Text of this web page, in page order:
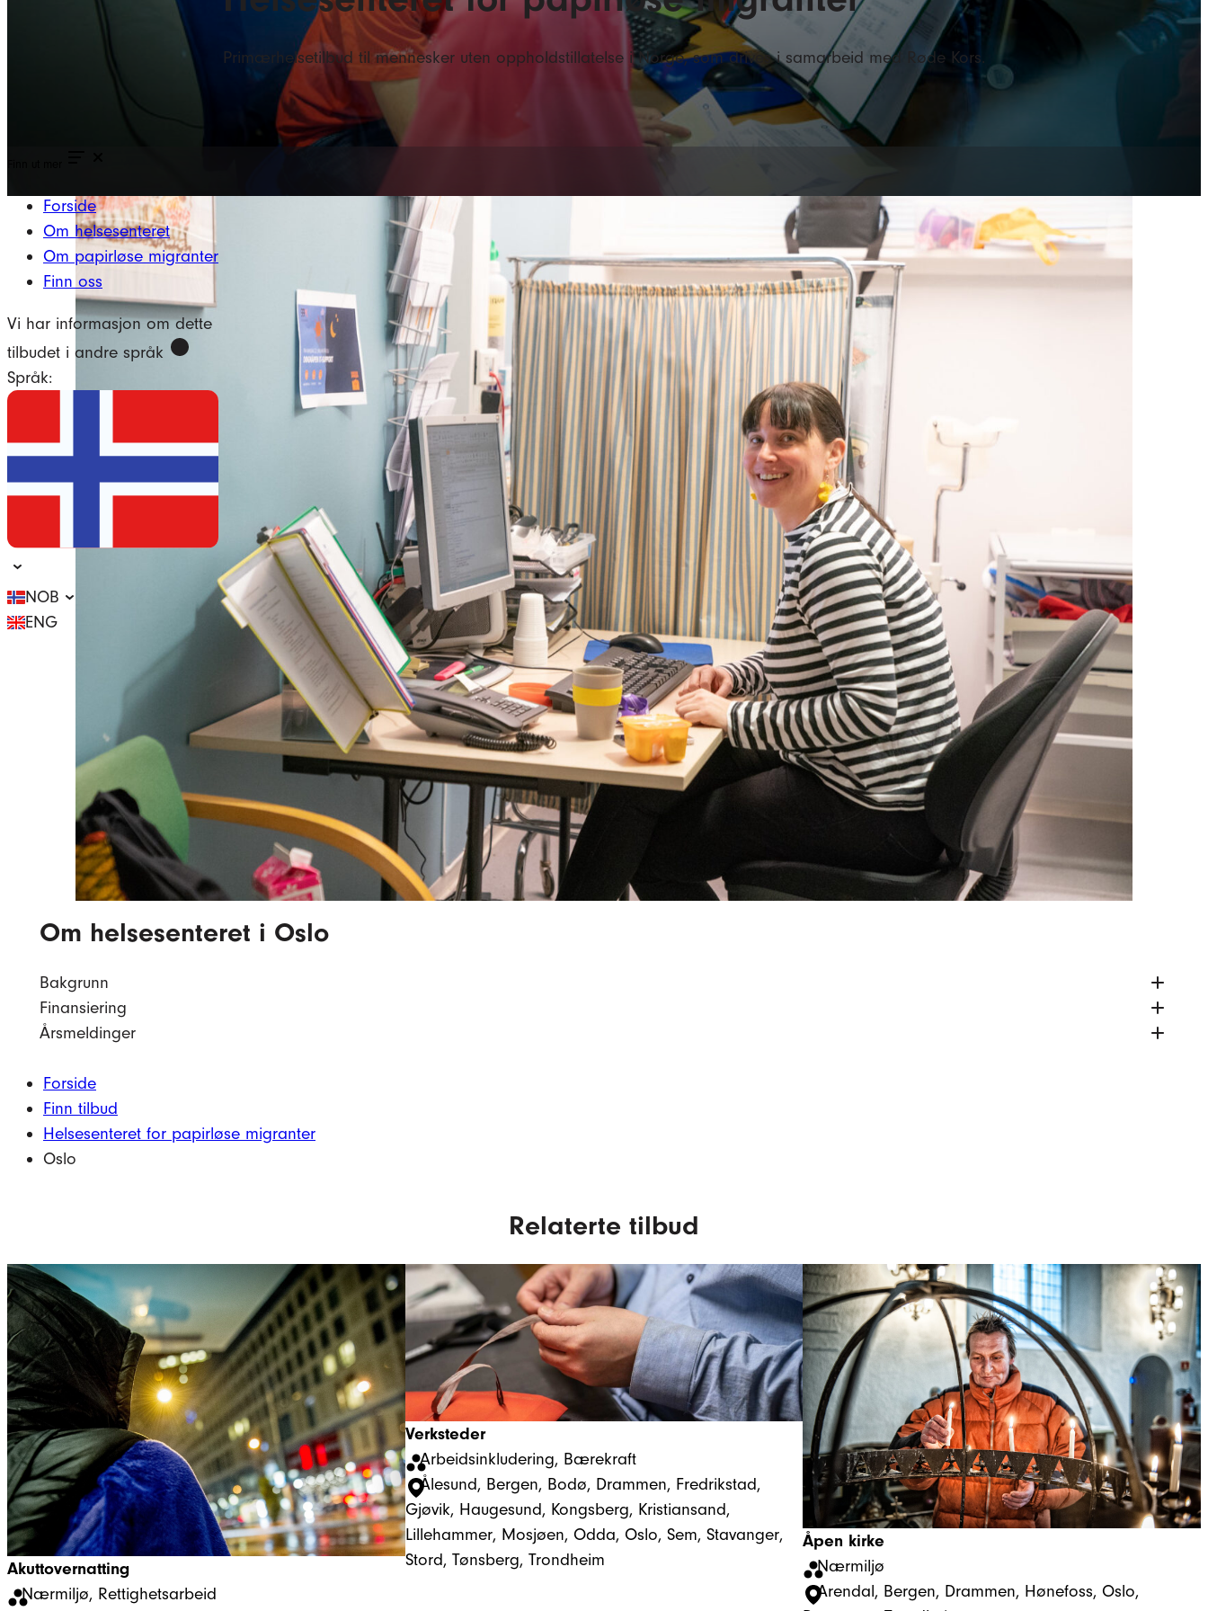
Primærhelsetilbud til mennesker uten oppholdstillatelse i Norge, som drives i samarbeid med Røde Kors.
Forside
Om helsesenteret
Om papirløse migranter
Finn oss
Vi har informasjon om dette
tilbudet i andre språk
Språk:
NOB
ENG
Om helsesenteret i Oslo
Bakgrunn
Finansiering
Årsmeldinger
Forside
Finn tilbud
Helsesenteret for papirløse migranter
Oslo
Relaterte tilbud
Akuttovernatting
Nærmiljø, Rettighetsarbeid
Verksteder
Arbeidsinkludering, Bærekraft
Ålesund, Bergen, Bodø, Drammen, Fredrikstad,
Gjøvik, Haugesund, Kongsberg, Kristiansand,
Lillehammer, Mosjøen, Odda, Oslo, Sem, Stavanger,
Stord, Tønsberg, Trondheim
Åpen kirke
Nærmiljø
Arendal, Bergen, Drammen, Hønefoss, Oslo,